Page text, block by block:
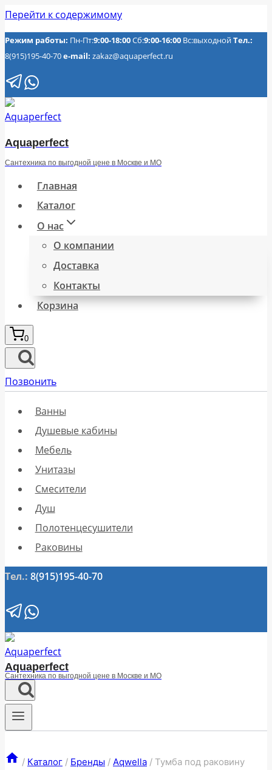
Перейти к содержимому
Режим работы: Пн-Пт:9:00-18:00Сб:9:00-16:00 Вс:выходнойТел.:
8(915)195-40-70e-mail: zakaz@aquaperfect.ru
Aquaperfect
Сантехника по выгодной цене в Москве и МО
Главная
Каталог
О нас
О компании
Доставка
Контакты
Корзина
0
Позвонить
Ванны
Душевые кабины
Мебель
Унитазы
Смесители
Душ
Полотенцесушители
Раковины
Тел.: 8(915)195-40-70
Aquaperfect
Сантехника по выгодной цене в Москве и МО
/ Каталог / Бренды / Aqwella / Тумба под раковину